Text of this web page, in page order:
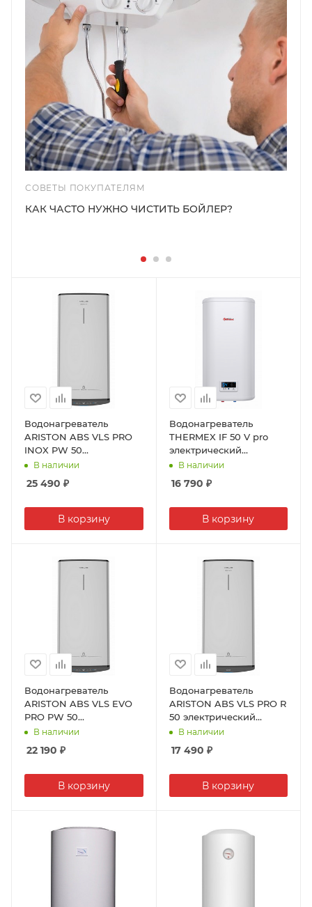
СОВЕТЫ ПОКУПАТЕЛЯМ
КАК ЧАСТО НУЖНО ЧИСТИТЬ БОЙЛЕР?
Водонагреватель
ARISTON ABS VLS PRO
INOX PW 50
электрический
нержавеющая сталь,
В наличии
25 490 ₽
В корзину
Водонагреватель
THERMEX IF 50 V pro
электрический
накопительный ,
50л, 2кВт
В наличии
16 790 ₽
В корзину
Водонагреватель
ARISTON ABS VLS EVO
PRO PW 50
электрический
TitaniumShield, 50л,
В наличии
22 190 ₽
В корзину
Водонагреватель
ARISTON ABS VLS PRO R
50 электрический
накопительный , сталь
2кВт
В наличии
17 490 ₽
В корзину